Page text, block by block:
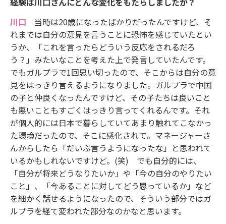
川口 当時は20歳になったばかりだったんですけど、そ
れまでは自分の意見を言うことに恐怖を感じていたとい
うか、「これを言ったらどういう反応をされるだろ
う？」みたいなことを考えた上で発言していたんです。
でもガルプラで1回思い切ったので、そこからは自分の意
見をはっきり言えるようになりました。ガルプラで中国
の子と仲良くなったんですけど、その子たちは良いこと
も悪いこともすごくはっきり言ってくれるんです。それ
が個人的には日本で暮らしていてあまり触れてこなかっ
た環境だったので、そこに感化されて。マネージャーさ
んからしたら「だいぶ言うようになったな」と思われて
いるかもしれないですけど。(笑) でも自分的には、
「自分が将来どうなりたいか」や「今の自分のやりたい
こと」、「今あることに対してどう思っているか」など
を細かく話せるようになったので、そういう部分ではガ
ルプラを経て変われた部分なのかなと思います。